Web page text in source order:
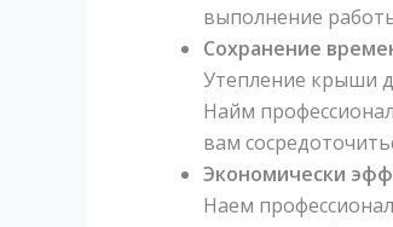
выполнение
Сохранение
Утепление крыши
Найм
вам
Экономически
Наем